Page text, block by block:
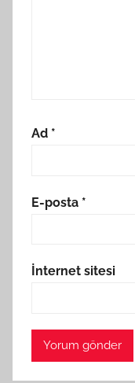
Ad *
E-posta *
İnternet sitesi